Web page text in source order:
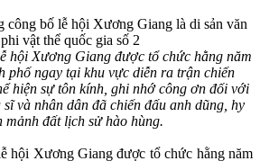
hội Xương Giang được tổ chức hằng năm
phố ngay tại khu vực diễn ra trận chiến
hiện sự tôn kính, ghi nhớ công ơn đối với
và nhân dân đã chiến đấu anh dũng, hy
mảnh đất lịch sử hào hùng.
hội Xương Giang được tổ chức hằng năm